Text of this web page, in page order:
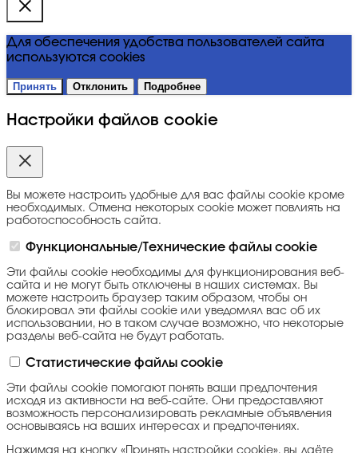
Для обеспечения удобства пользователей сайта
используются cookies
Принять Отклонить Подробнее
Настройки файлов cookie
Вы можете настроить удобные для вас файлы cookie кроме
необходимых. Отмена некоторых cookie может повлиять на
работоспособность сайта.
Функциональные/Технические файлы cookie
Эти файлы cookie необходимы для функционирования веб-
сайта и не могут быть отключены в наших системах. Вы
можете настроить браузер таким образом, чтобы он
блокировал эти файлы cookie или уведомлял вас об их
использовании, но в таком случае возможно, что некоторые
разделы веб-сайта не будут работать.
Статистические файлы cookie
Эти файлы cookie помогают понять ваши предпочтения
исходя из активности на веб-сайте. Они предоставляют
возможность персонализировать рекламные объявления
основываясь на ваших интересах и предпочтениях.